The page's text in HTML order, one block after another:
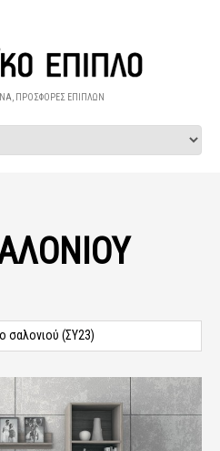
ΠΡΟΣΦΟΡΕΣ ΕΠΙΠΛΩΝ
σαλονιού (ΣΥ23)